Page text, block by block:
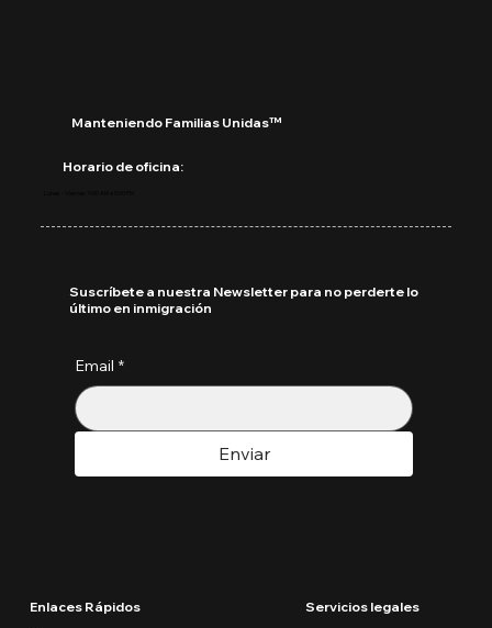
Manteniendo Familias Unidas™
Horario de oficina:
Email *
Enviar
Suscríbete a nuestra Newsletter para no perderte lo
último en inmigración
Enlaces Rápidos Servicios legales